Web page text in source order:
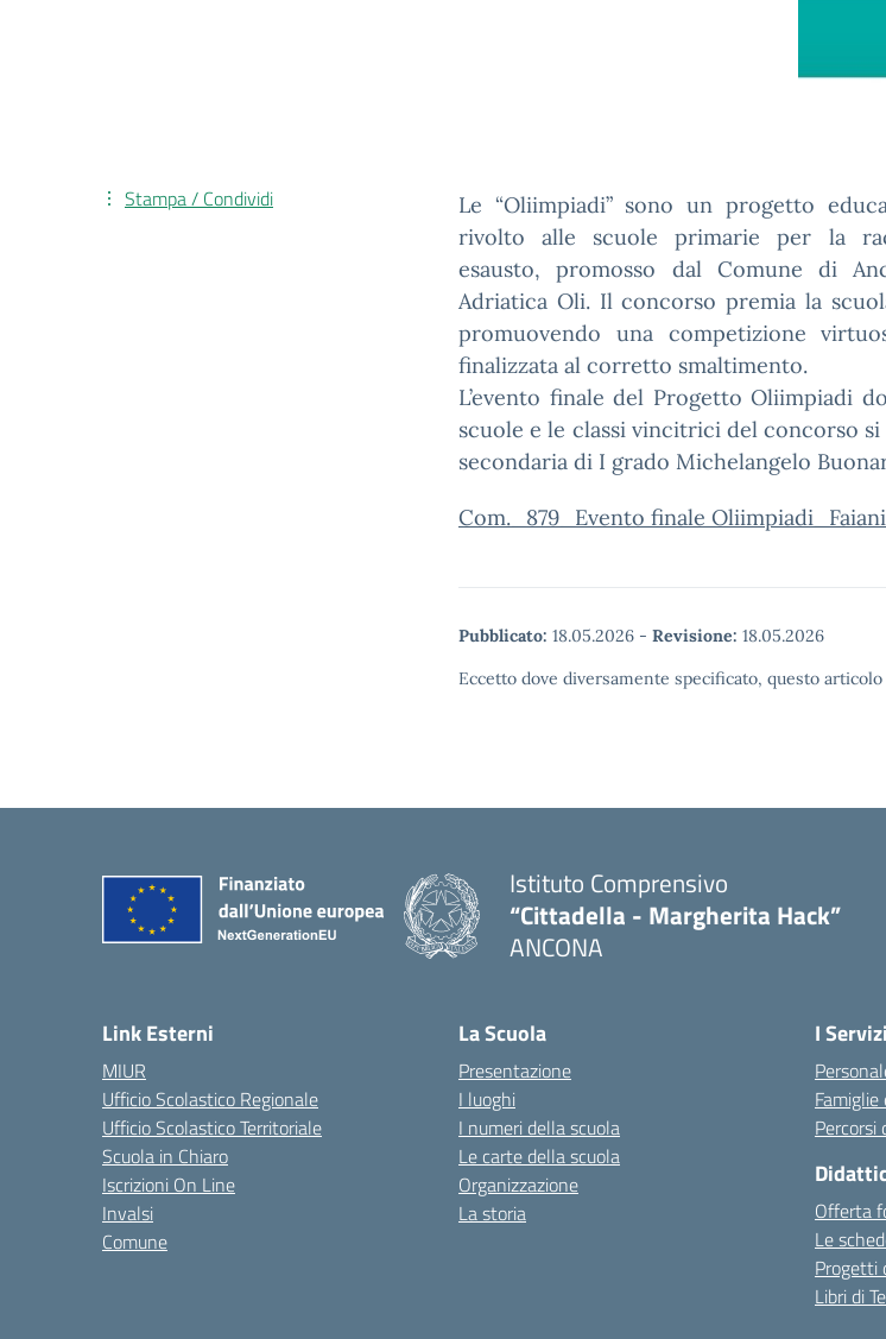
Le “Oliimpiadi” sono un progetto
rivolto alle scuole primarie per la
esausto, promosso dal Comune di
Adriatica Oli. Il concorso premia la
promuovendo una competizione
finalizzata al corretto smaltimento.
L’evento finale del Progetto Oliimpiadi
scuole e le classi vincitrici del concorso si
secondaria di I grado Michelangelo
Com._879_Evento finale
Pubblicato: 18.05.2026 - Revisione: 18.05.2026
Eccetto dove diversamente specificato, questo
Stampa / Condividi
Istituto Comprensivo
“Cittadella - Margherita Hack”
ANCONA
Link Esterni
MIUR
Ufficio Scolastico Regionale
Ufficio Scolastico Territoriale
Scuola in Chiaro
Iscrizioni On Line
Invalsi
Comune
La Scuola
Presentazione
I luoghi
I numeri della scuola
Le carte della scuola
Organizzazione
La storia
I Servizi
Percorsi
Offerta
Le
Progetti
Libri di